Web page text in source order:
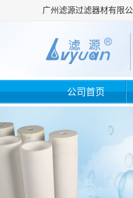
公司首页